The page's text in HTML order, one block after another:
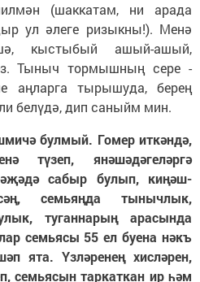
(шаккатам, ни арада
ул әлеге ризыкны!). Менә
кыстыбый ашый-ашый,
Тыныч тормышның сере -
аңларга тырышуда, берең
белүдә, дип саныйм мин.
булмый. Гомер иткәндә,
түзеп, янәшәдәгеләргә
сабыр булып, киңәш-
семьяңда тынычлык,
туганнарың арасында
семьясы 55 ел буена нәкъ
ята. Үзләренең хисләрен,
семьясын таркаткан ир һәм